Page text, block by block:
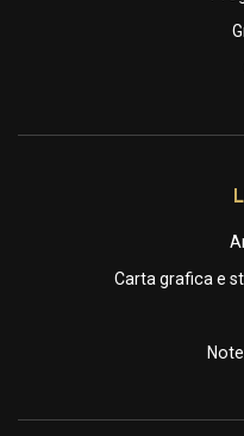
Carta grafica e